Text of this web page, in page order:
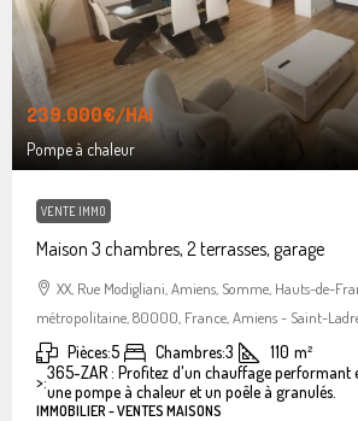
239.000€/HAI
Pompe à chaleur
VENTE IMMO
Maison 3 chambres, 2 terrasses, garage
XX, Rue Modigliani, Amiens, Somme, Hauts-de-
métropolitaine, 80000, France, Amiens - Saint-
Pièces:5 Chambres:3 110 m²
>:365-ZAR : Profitez d'un chauffage performant
une pompe à chaleur et un poêle à granulés.
IMMOBILIER - VENTES MAISONS